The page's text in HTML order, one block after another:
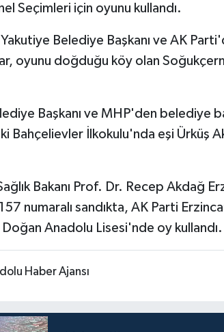
Seçimleri için oyunu kullandı.
Belediye Başkanı ve AK
oyunu doğduğu köy olan
Başkanı ve MHP'den belediye
Bahçelievler İlkokulu'nda eşi Ürküş
Bakanı Prof. Dr. Recep Akdağ
numaralı sandıkta, AK Parti
Anadolu Lisesi'nde oy kullandı.
Haber Ajansı